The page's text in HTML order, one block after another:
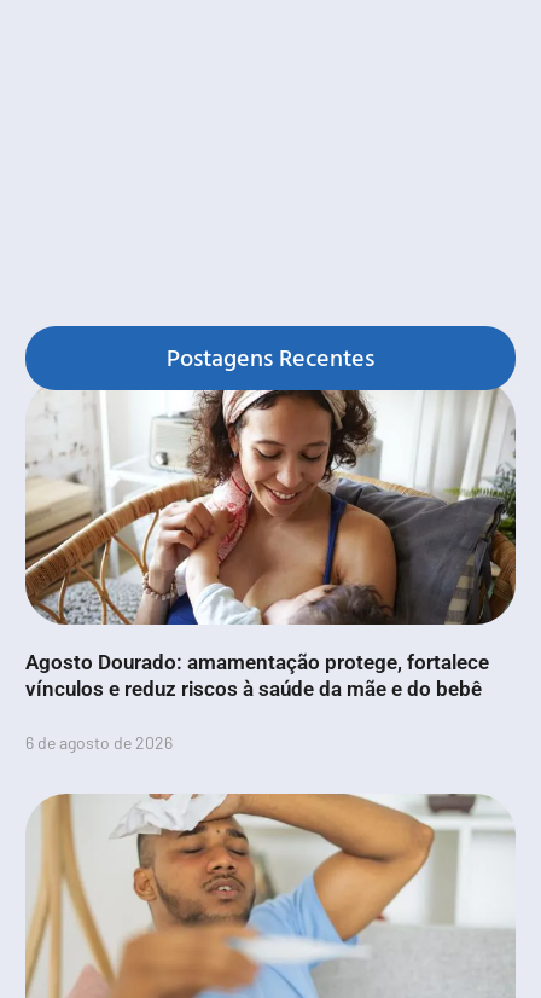
Postagens Recentes
Agosto Dourado: amamentação protege, fortalece
vínculos e reduz riscos à saúde da mãe e do bebê
6 de agosto de 2026